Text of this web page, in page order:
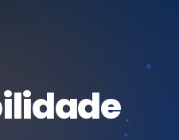
E INTEGRADOS
que